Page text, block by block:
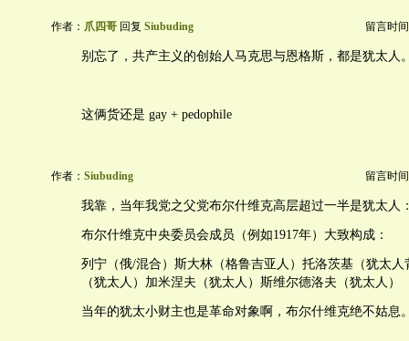
作者： 爪四哥 回复 Siubuding 留言时
别忘了，共产主义的创始人马克思与恩格斯，都是犹太人
这俩货还是 gay + pedophile
作者： Siubuding 留言时
我靠，当年我党之父党布尔什维克高层超过一半是犹太人
布尔什维克中央委员会成员（例如1917年）大致构成：
列宁（俄/混合）斯大林（格鲁吉亚人）托洛茨基（犹太人
（犹太人）加米涅夫（犹太人）斯维尔德洛夫（犹太人）
当年的犹太小财主也是革命对象啊，布尔什维克绝不姑息